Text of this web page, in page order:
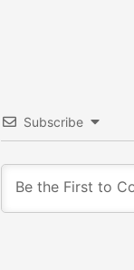
Subscribe